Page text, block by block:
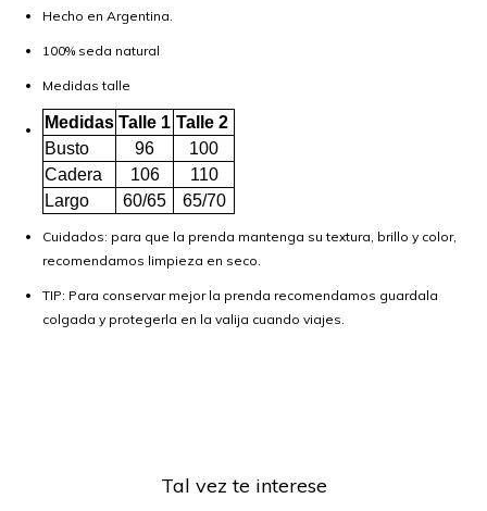
Hecho en Argentina.
100% seda natural
Medidas talle
Medidas Talle 1 Talle 2
Busto
96
100
Cadera
106
110
Largo
60/65 65/70
Cuidados: para que la prenda mantenga su textura, brillo y color,
recomendamos limpieza en seco.
TIP: Para conservar mejor la prenda recomendamos guardala
colgada y protegerla en la valija cuando viajes.
Tal vez te interese